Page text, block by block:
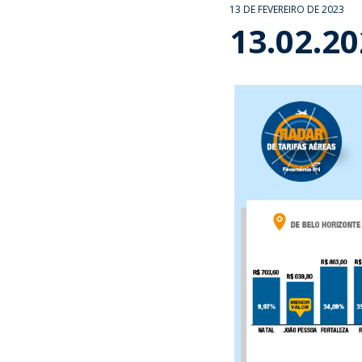
13 DE FEVEREIRO DE 2023